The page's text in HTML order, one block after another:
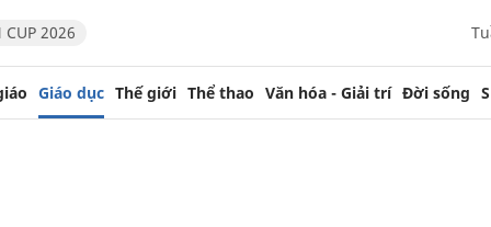
CUP 2026
Giáo dục Thế giới Thể thao Văn hóa - Giải trí Đời sống